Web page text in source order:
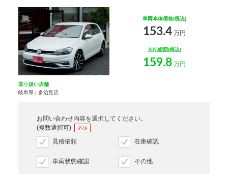
車両本体価格(税込)
153.4万円
支払総額(税込)
159.8万円
取り扱い店舗
岐阜県 | 多治見店
お問い合わせ内容を選択してください。
(複数選択可)
必須
見積依頼 在庫確認
車両状態確認 その他